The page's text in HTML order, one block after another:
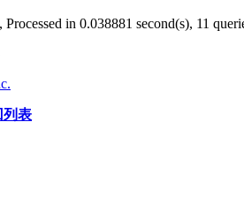
, Processed in 0.038881 second(s), 11
列表